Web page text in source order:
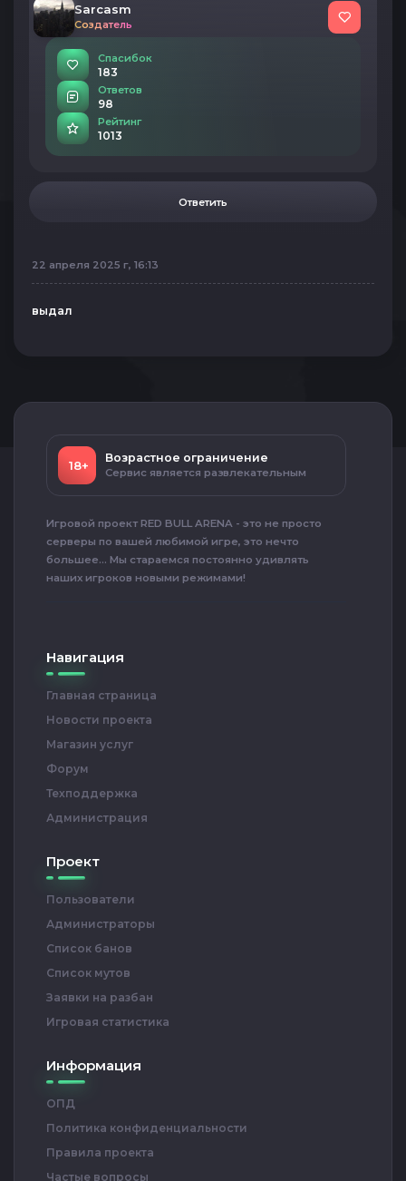
Sarcasm
Создатель
Спасибок
183
Ответов
98
Рейтинг
1013
Ответить
22 апреля 2025 г, 16:13
выдал
18+
Возрастное ограничение
Сервис является развлекательным
Игровой проект RED BULL ARENA - это не просто
серверы по вашей любимой игре, это нечто
большее... Мы стараемся постоянно удивлять
наших игроков новыми режимами!
Навигация
Главная страница
Новости проекта
Магазин услуг
Форум
Техподдержка
Администрация
Проект
Пользователи
Администраторы
Список банов
Список мутов
Заявки на разбан
Игровая статистика
Информация
ОПД
Политика конфиденциальности
Правила проекта
Частые вопросы